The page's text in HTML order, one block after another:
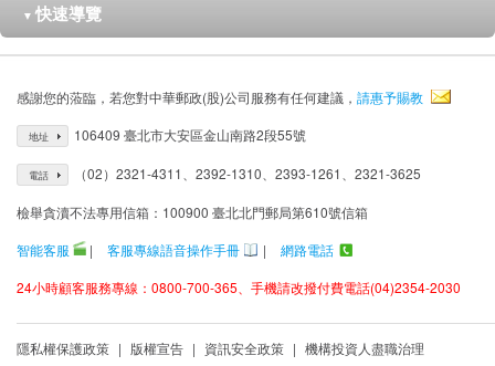
▼ 快速導覽
感謝您的蒞臨，若您對中華郵政(股)公司服務有任何建議， 請惠予賜教
地址 106409 臺北市大安區金山南路2段55號
電話 （02）2321-4311、2392-1310、2393-1261、2321-3625
檢舉貪瀆不法專用信箱：100900 臺北北門郵局第610號信箱
智能客服
| 客服專線語音操作手冊 |
網路電話
24小時顧客服務專線：0800-700-365、手機請改撥付費電話(04)2354-2030
隱私權保護政策 | 版權宣告 | 資訊安全政策 | 機構投資人盡職治理